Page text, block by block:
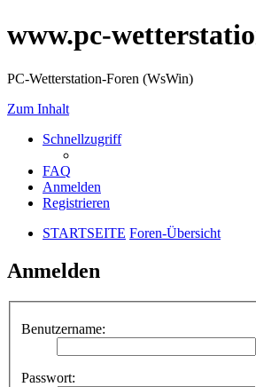
www.pc-
PC-Wetterstation-Foren (WsWin)
Zum Inhalt
Schnellzugriff
FAQ
Anmelden
Registrieren
STARTSEITE Foren-Übersicht
Anmelden
Benutzername:
Passwort: